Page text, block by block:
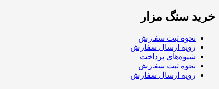
خرید سنگ مزار
نحوه ثبت سفارش
رویه ارسال سفارش
شیوه‌های پرداخت
نحوه ثبت سفارش
رویه ارسال سفارش